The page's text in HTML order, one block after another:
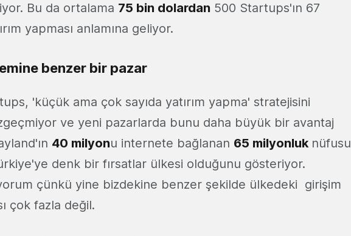
Bu da ortalama 75 bin dolardan 500 Startups'ın 67
yapması anlamına geliyor.
benzer bir pazar
'küçük ama çok sayıda yatırım yapma' stratejisini
ve yeni pazarlarda bunu daha büyük bir avantaj
40 milyonu internete bağlanan 65 milyonluk nüfusu
denk bir fırsatlar ülkesi olduğunu gösteriyor.
çünkü yine bizdekine benzer şekilde ülkedeki girişim
çok fazla değil.